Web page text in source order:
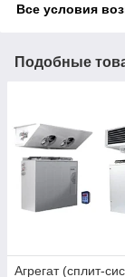
Все условия
Подобные
Агрегат (сплит-